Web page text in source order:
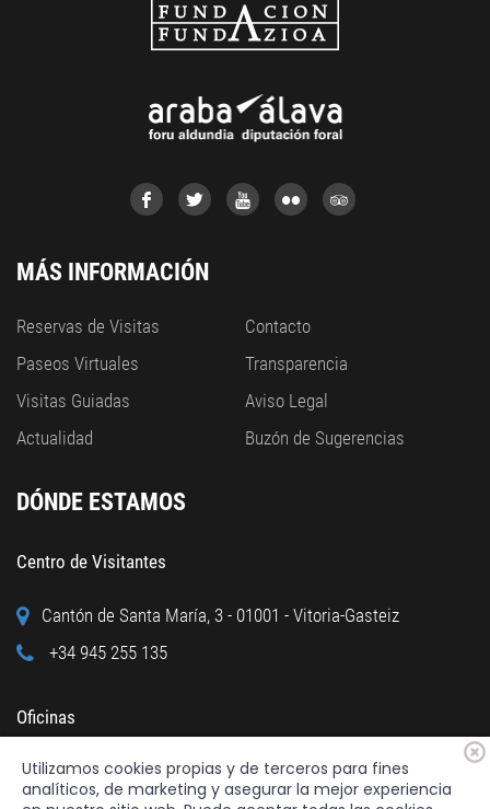
MÁS INFORMACIÓN
Reservas de Visitas
Paseos Virtuales
Visitas Guiadas
Actualidad
Contacto
Transparencia
Aviso Legal
Buzón de Sugerencias
DÓNDE ESTAMOS
Centro de Visitantes
Cantón de Santa María, 3 - 01001 - Vitoria-Gasteiz
+34 945 255 135
Oficinas
Calle Cuchillería, 95 - 01001 - Vitoria-Gasteiz
Utilizamos cookies propias y de terceros para fines
analíticos, de marketing y asegurar la mejor experiencia